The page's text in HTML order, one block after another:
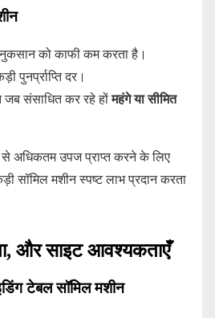
को काफी कम करता है।
पुनर्प्राप्ति दर।
जब संसाधित कर रहे होंमहंगे या सीमित
से अधिकतम उपज प्राप्त करने के लिए
सॉमिल मशीन स्पष्ट लाभ प्रदान करता
और साइट आवश्यकताएँ
टेबल सॉमिल मशीन